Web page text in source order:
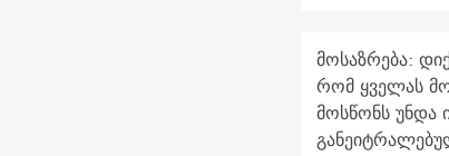
მოსაზრება:
რომ ყველას
მოსწონს უნდა